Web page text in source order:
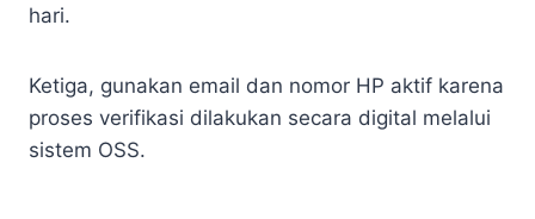
hari.
Ketiga, gunakan email dan nomor HP aktif karena
proses verifikasi dilakukan secara digital melalui
sistem OSS.